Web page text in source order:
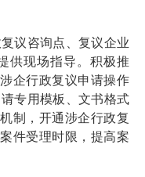
议咨询点、复议企业
供现场指导。积极推
企行政复议申请操作
专用模板、文书格式
制，开通涉企行政复
件受理时限，提高案